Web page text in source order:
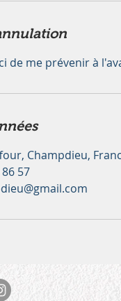
de me prévenir à
Champdieu,
57